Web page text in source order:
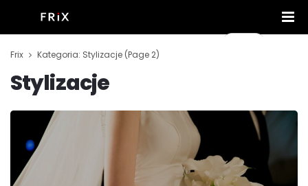
Frix Kategoria: Stylizacje (Page 2)
Stylizacje